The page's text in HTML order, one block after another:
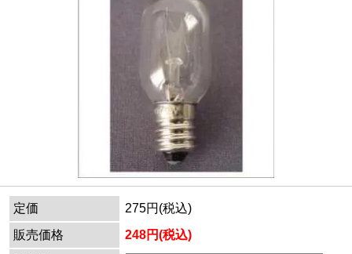
定価
275円(税込)
販売価格
248円(税込)